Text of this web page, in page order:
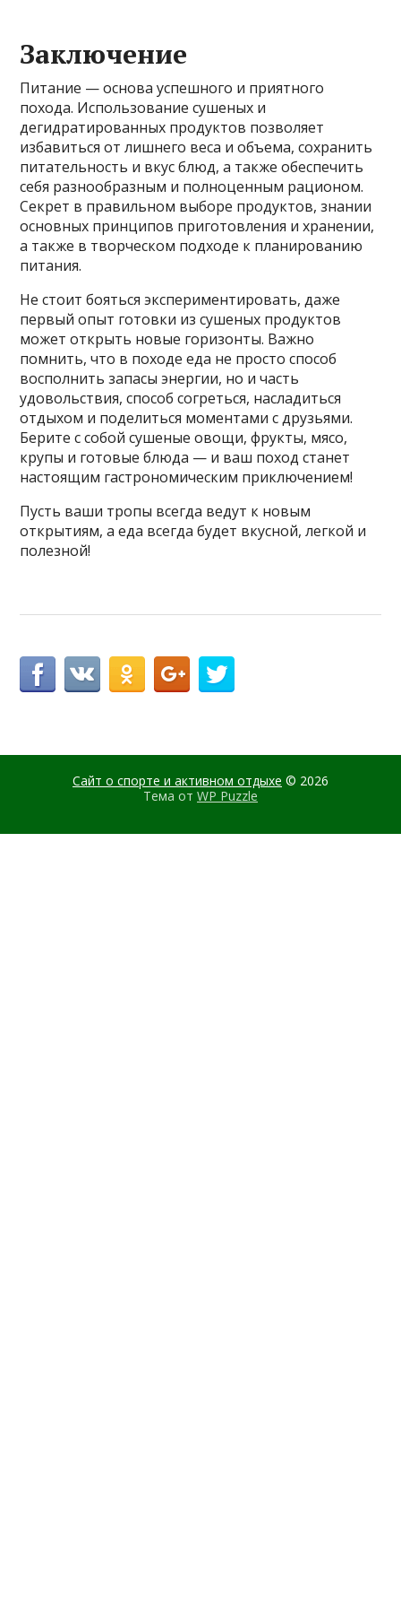
Заключение
Питание — основа успешного и приятного
похода. Использование сушеных и
дегидратированных продуктов позволяет
избавиться от лишнего веса и объема, сохранить
питательность и вкус блюд, а также обеспечить
себя разнообразным и полноценным рационом.
Секрет в правильном выборе продуктов, знании
основных принципов приготовления и хранении,
а также в творческом подходе к планированию
питания.
Не стоит бояться экспериментировать, даже
первый опыт готовки из сушеных продуктов
может открыть новые горизонты. Важно
помнить, что в походе еда не просто способ
восполнить запасы энергии, но и часть
удовольствия, способ согреться, насладиться
отдыхом и поделиться моментами с друзьями.
Берите с собой сушеные овощи, фрукты, мясо,
крупы и готовые блюда — и ваш поход станет
настоящим гастрономическим приключением!
Пусть ваши тропы всегда ведут к новым
открытиям, а еда всегда будет вкусной, легкой и
полезной!
Сайт о спорте и активном отдыхе © 2026
Тема от WP Puzzle